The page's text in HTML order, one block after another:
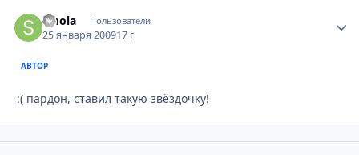
smola Пользователи
25 января 200917 г
АВТОР
:( пардон, ставил такую звёздочку!